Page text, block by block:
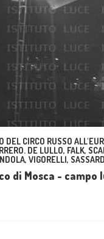
DEL CIRCO RUSSO
DE LULLO, FALK,
VIGORELLI,
di Mosca - campo